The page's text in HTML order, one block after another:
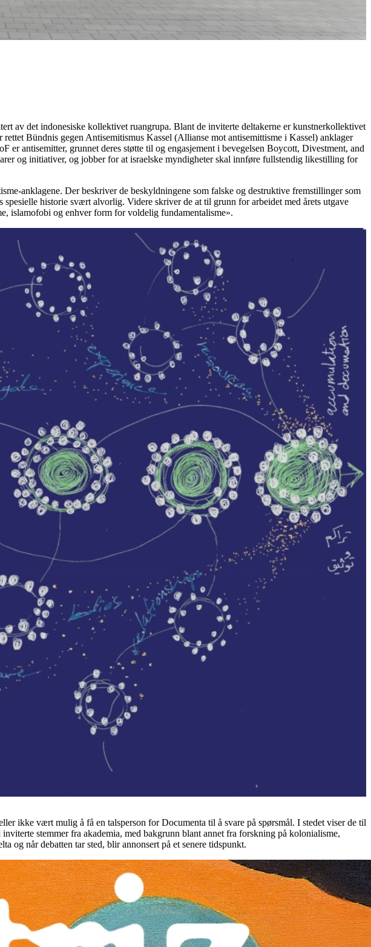
av det indonesiske kollektivet ruangrupa. Blant de inviterte deltakerne er kunstnerkollektivet
Bündnis gegen Antisemitismus Kassel (Allianse mot antisemittisme i Kassel) anklager
antisemitter, grunnet deres støtte til og engasjement i bevegelsen Boycott, Divestment, and
og initiativer, og jobber for at israelske myndigheter skal innføre fullstendig likestilling for
anklagene. Der beskriver de beskyldningene som falske og destruktive fremstillinger som
historie svært alvorlig. Videre skriver de at til grunn for arbeidet med årets utgave
islamofobi og enhver form for voldelig fundamentalisme».
ikke vært mulig å få en talsperson for Documenta til å svare på spørsmål. I stedet viser de til
stemmer fra akademia, med bakgrunn blant annet fra forskning på kolonialisme,
og når debatten tar sted, blir annonsert på et senere tidspunkt.